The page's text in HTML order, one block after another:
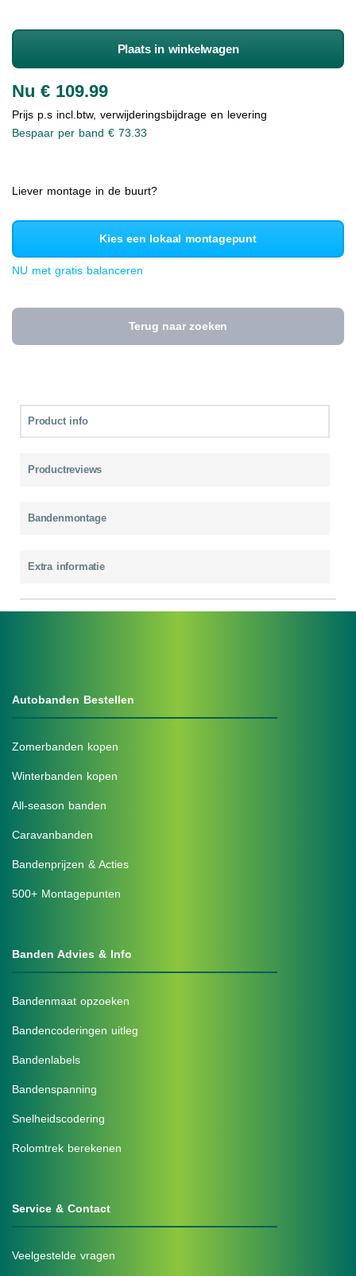
Plaats in winkelwagen
Nu € 109.99
Prijs p.s incl.btw, verwijderingsbijdrage en levering
Bespaar per band € 73.33
Liever montage in de buurt?
Kies een lokaal montagepunt
NU met gratis balanceren
Terug naar zoeken
Product info
Productreviews
Bandenmontage
Extra informatie
Autobanden Bestellen
Zomerbanden kopen
Winterbanden kopen
All-season banden
Caravanbanden
Bandenprijzen & Acties
500+ Montagepunten
Banden Advies & Info
Bandenmaat opzoeken
Bandencoderingen uitleg
Bandenlabels
Bandenspanning
Snelheidscodering
Rolomtrek berekenen
Service & Contact
Veelgestelde vragen